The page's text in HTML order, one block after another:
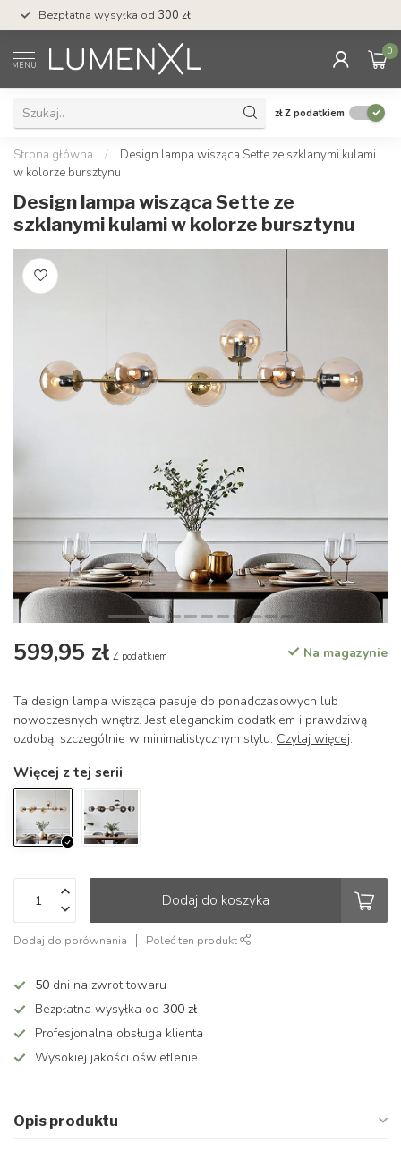
Profesjonalna obsługa klienta
MENU
0
złZ podatkiem
Strona główna /
Design lampa wisząca Sette ze szklanymi kulami
w kolorze bursztynu
Design lampa wisząca Sette ze
szklanymi kulami w kolorze bursztynu
599,95 zł Z podatkiem Na magazynie
Ta design lampa wisząca pasuje do ponadczasowych lub
nowoczesnych wnętrz. Jest eleganckim dodatkiem i prawdziwą
ozdobą, szczególnie w minimalistycznym stylu. Czytaj więcej.
Więcej z tej serii
Dodaj do koszyka
Dodaj do porównania Poleć ten produkt
50 dni na zwrot towaru
Bezpłatna wysyłka od 300 zł
Profesjonalna obsługa klienta
Wysokiej jakości oświetlenie
Opis produktu